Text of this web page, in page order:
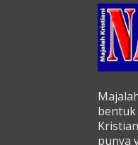
bentuk
punya